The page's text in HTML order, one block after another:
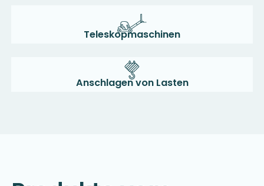
Teleskopmaschinen
Anschlagen von Lasten